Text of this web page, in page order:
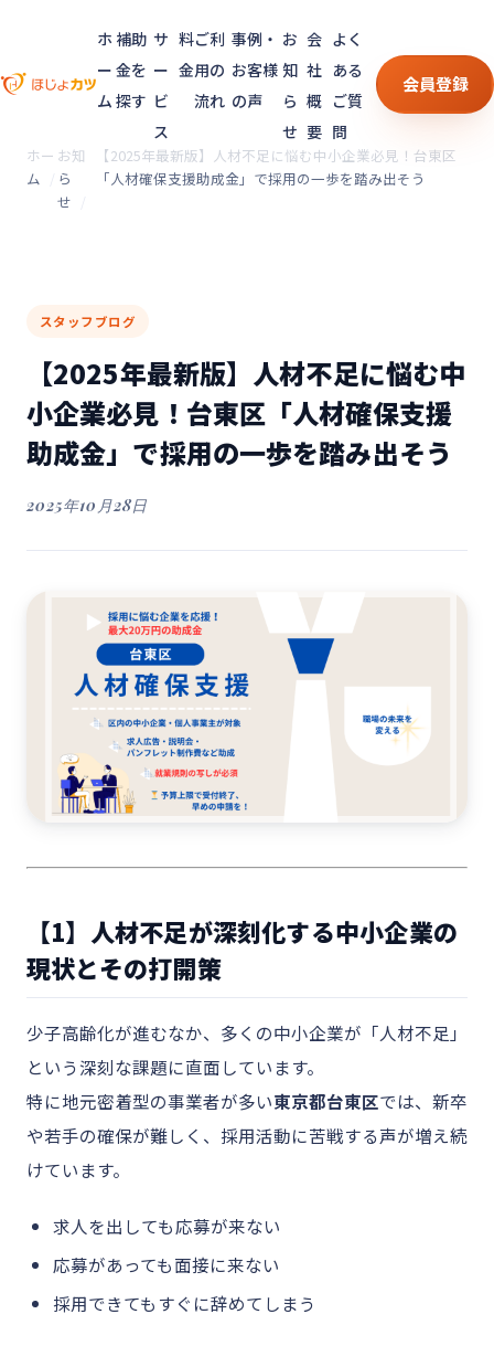
ホ
ー
ム
補助
金を
探す
サ
ー
ビ
ス
料
金
ご利
用の
流れ
事例・
お客様
の声
お
知
ら
せ
会
社
概
要
よく
ある
ご質
問
会員登録
ホー
ム
お知
ら
せ
【2025年最新版】人材不足に悩む中小企業必見！台東区
「人材確保支援助成金」で採用の一歩を踏み出そう
スタッフブログ
【2025年最新版】人材不足に悩む中
小企業必見！台東区「人材確保支援
助成金」で採用の一歩を踏み出そう
2025年10月28日
【1】人材不足が深刻化する中小企業の
現状とその打開策
少子高齢化が進むなか、多くの中小企業が「人材不足」
という深刻な課題に直面しています。
特に地元密着型の事業者が多い東京都台東区では、新卒
や若手の確保が難しく、採用活動に苦戦する声が増え続
けています。
求人を出しても応募が来ない
応募があっても面接に来ない
採用できてもすぐに辞めてしまう